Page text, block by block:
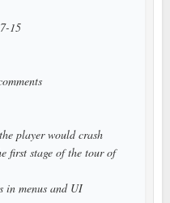
15
player would crash
first stage of the tour of
in menus and UI